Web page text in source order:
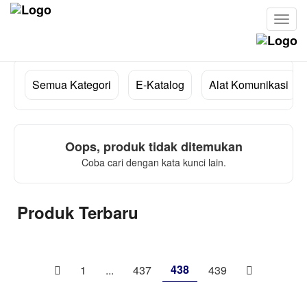
Semua Kategori E-Katalog Alat Komunikasi
Oops, produk tidak ditemukan
Coba cari dengan kata kunci lain.
Produk Terbaru
1 ... 437 438
439